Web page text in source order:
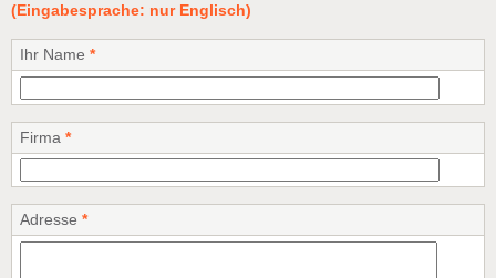
(Eingabesprache: nur Englisch)
Ihr Name *
Firma *
Adresse *